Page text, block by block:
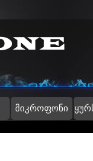
მიკროფონი